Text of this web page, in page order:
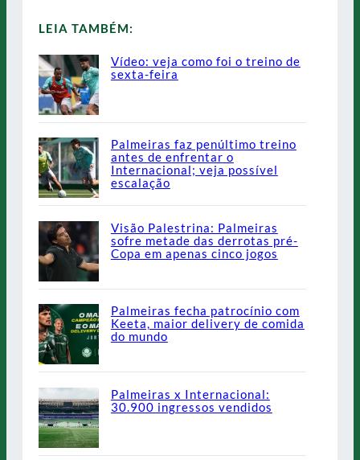
LEIA TAMBÉM:
Vídeo: veja como foi o treino de
sexta-feira
Palmeiras faz penúltimo treino
antes de enfrentar o
Internacional; veja possível
escalação
Visão Palestrina: Palmeiras
sofre metade das derrotas pré-
Copa em apenas cinco jogos
Palmeiras fecha patrocínio com
Keeta, maior delivery de comida
do mundo
Palmeiras x Internacional:
30.900 ingressos vendidos